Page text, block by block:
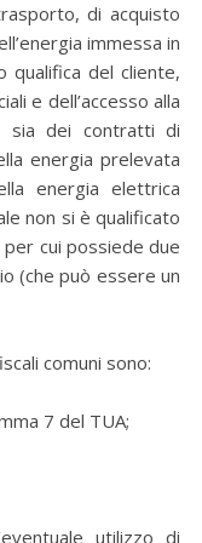
di acquisto
immessa in
qualifica del cliente,
e dell’accesso alla
sia dei contratti di
energia prelevata
energia elettrica
non si è qualificato
cui possiede due
(che può essere un
comuni sono:
7 del TUA;
utilizzo di